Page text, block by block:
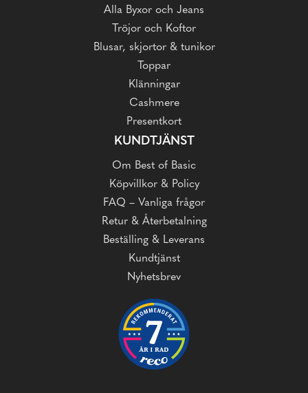
Alla Byxor och Jeans
Tröjor och Koftor
Blusar, skjortor & tunikor
Toppar
Klänningar
Cashmere
Presentkort
KUNDTJÄNST
Om Best of Basic
Köpvillkor & Policy
FAQ – Vanliga frågor
Retur & Återbetalning
Beställing & Leverans
Kundtjänst
Nyhetsbrev